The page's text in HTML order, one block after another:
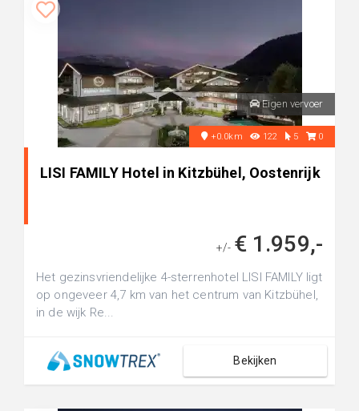
Eigen vervoer
+0.0km 122 5 0
LISI FAMILY Hotel in Kitzbühel, Oostenrijk
+/- € 1.959,-
Het gezinsvriendelijke 4-sterrenhotel LISI FAMILY ligt
op ongeveer 4,7 km van het centrum van Kitzbühel,
in de wijk Re...
Bekijken